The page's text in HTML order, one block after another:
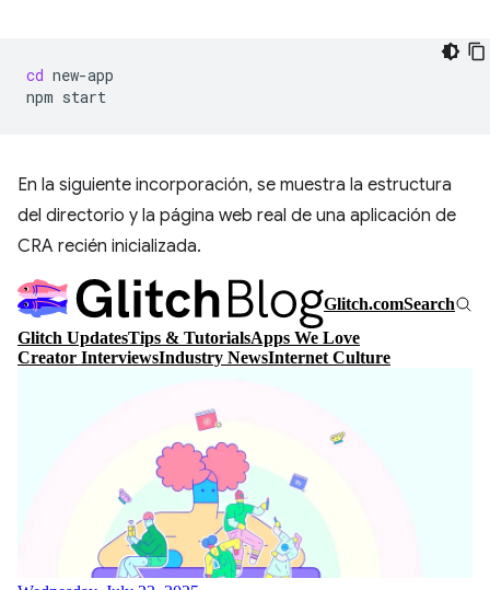
cd new-app
npm
En la siguiente incorporación, se muestra la estructura
del directorio y la página web real de una aplicación de
CRA recién inicializada.